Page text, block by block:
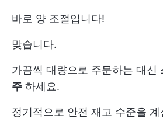
바로 양 조절입니다!
맞습니다.
가끔씩 대량으로 주문하는 대신
주 하세요.
정기적으로 안전 재고 수준을